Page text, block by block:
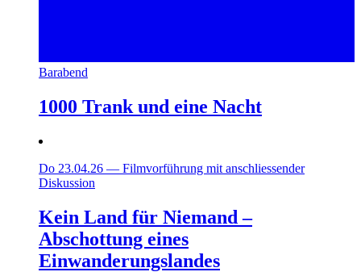
Barabend
1000 Trank und eine Nacht
Do 23.04.26 — Filmvorführung mit anschliessender
Diskussion
Kein Land für Niemand –
Abschottung eines
Einwanderungslandes